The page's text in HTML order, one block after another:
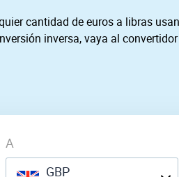
cantidad de euros a libras
inversa, vaya al
A
GBP